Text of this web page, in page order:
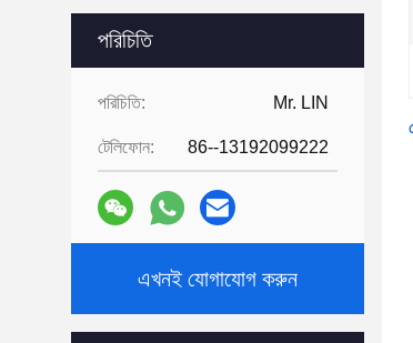
পরিচিতি
পরিচিতি: Mr. LIN
টেলিফোন: 86--13192099222
এখনই যোগাযোগ করুন